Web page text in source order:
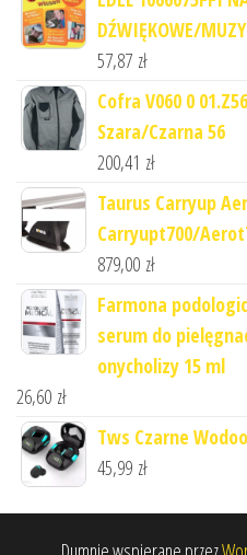
DŹWIĘKOWE/
57,87 zł
Cofra V060 0
Szara/Czarna 56
200,41 zł
Taurus Carryup
Carryupt700/
879,00 zł
Farmona
serum do
onycholizy 15 ml
26,60 zł
Tws Czarne
45,99 zł